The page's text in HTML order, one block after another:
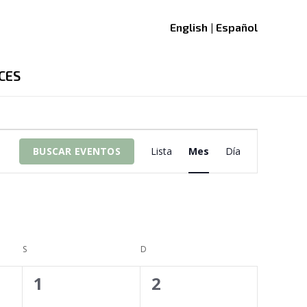
English | Español
BUSCAR EVENTOS
de
Lista Mes Día
S D
0
1
0
2